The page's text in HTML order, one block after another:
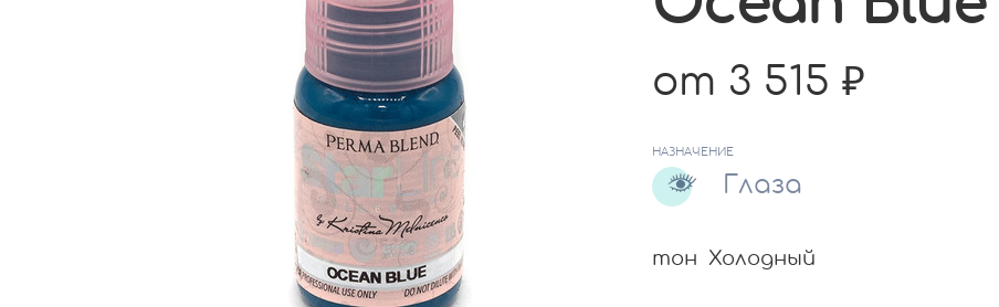
от 3 515
НАЗНАЧЕНИЕ
Глаза
тон Холодный